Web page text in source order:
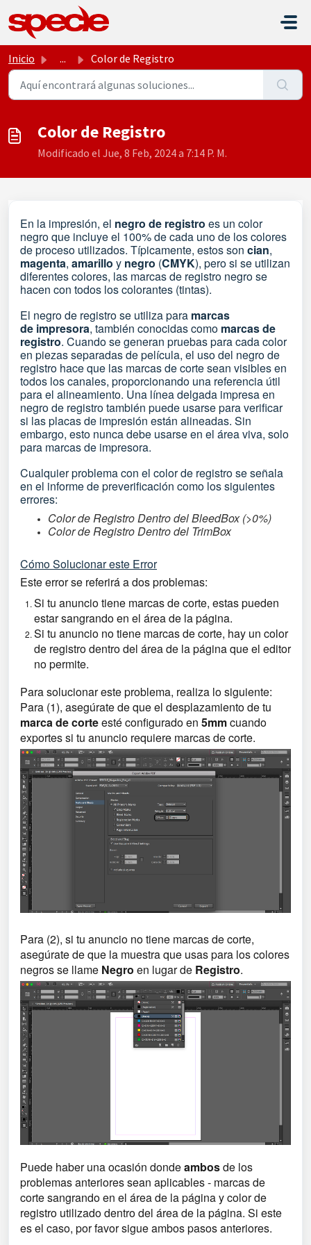
Saltar al contenido principal
Inicio ... Color de Registro
Color de Registro
Modificado el Jue, 8 Feb, 2024 a 7:14 P. M.
En la impresión, el negro de registro es un color
negro que incluye el 100% de cada uno de los colores
de proceso utilizados. Típicamente, estos son cian,
magenta, amarillo y negro (CMYK), pero si se utilizan
diferentes colores, las marcas de registro negro se
hacen con todos los colorantes (tintas).
El negro de registro se utiliza para marcas
de impresora, también conocidas como marcasde
registro. Cuando se generan pruebas para cada color
en piezas separadas de película, el uso del negro de
registro hace que las marcas de corte sean visibles en
todos los canales, proporcionando una referencia útil
para el alineamiento. Una línea delgada impresa en
negro de registro también puede usarse para verificar
si las placas de impresión están alineadas. Sin
embargo, esto nunca debe usarse en el área viva, solo
para marcas de impresora.
Cualquier problema con el color de registro se señala
en el informe de preverificación como los siguientes
errores:
Color de Registro Dentro del BleedBox (>0%)
Color de Registro Dentro del TrimBox
Cómo Solucionar este Error
Este error se referirá a dos problemas:
Si tu anuncio tiene marcas de corte, estas pueden
estar sangrando en el área de la página.
Si tu anuncio no tiene marcas de corte, hay un color
de registro dentro del área de la página que el editor
no permite.
Para solucionar este problema, realiza lo siguiente:
Para (1), asegúrate de que el desplazamiento de tu
marcadecorteesté configurado en 5mmcuando
exportes si tu anuncio requiere marcas de corte.
Para (2), si tu anuncio no tiene marcas de corte,
asegúrate de que la muestra que usas para los colores
negros se llame Negro en lugar de Registro.
Puede haber una ocasión dondeambosde los
problemas anteriores sean aplicables - marcas de
corte sangrando en el área de la página y color de
registro utilizado dentro del área de la página. Si este
es el caso, por favor sigue ambos pasos anteriores.